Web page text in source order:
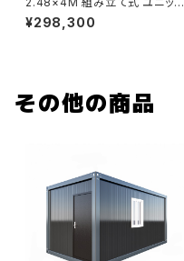
ハウス ブラウン 木目 ウッド調
ライトブラウン 3坪 9.9㎡ スー
¥298,300
その他の商品